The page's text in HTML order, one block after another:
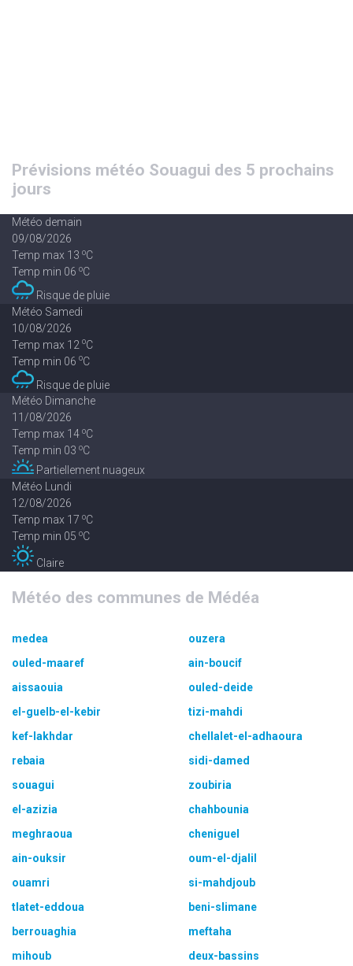
Prévisions météo Souagui des 5 prochains
jours
Météo demain
09/08/2026
Temp max 13 oC
Temp min 06 oC
Risque de pluie
Météo Samedi
10/08/2026
Temp max 12 oC
Temp min 06 oC
Risque de pluie
Météo Dimanche
11/08/2026
Temp max 14 oC
Temp min 03 oC
Partiellement nuageux
Météo Lundi
12/08/2026
Temp max 17 oC
Temp min 05 oC
Claire
Météo des communes de Médéa
medea
ouzera
ouled-maaref
ain-boucif
aissaouia
ouled-deide
el-guelb-el-kebir
tizi-mahdi
kef-lakhdar
chellalet-el-adhaoura
rebaia
sidi-damed
souagui
zoubiria
el-azizia
chahbounia
meghraoua
cheniguel
ain-ouksir
oum-el-djalil
ouamri
si-mahdjoub
tlatet-eddoua
beni-slimane
berrouaghia
meftaha
mihoub
deux-bassins